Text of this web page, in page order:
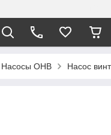
Насосы ОНВ Насос